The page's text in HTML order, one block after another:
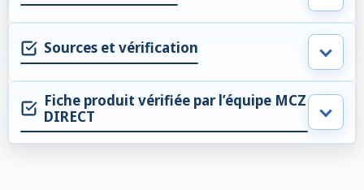
Sources et vérification
Fiche produit vérifiée par l’équipe MCZ
DIRECT